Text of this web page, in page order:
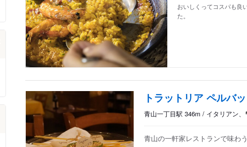
おいしくってコスパも良
た。
トラットリア ペルバ
青山一丁目駅 346m / イタリアン、
青山の一軒家レストランで味わ